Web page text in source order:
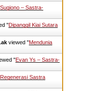
Sugiono – Sastra-
"Dipanggil Kiai Sutara
viewed "Mendunia
"Evan Ys – Sastra-
Regenerasi Sastra